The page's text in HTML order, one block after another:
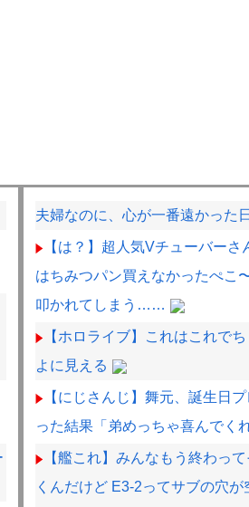
夫婦なのに、心が一番遠かった
【は？】超人気Vチューバーさ
はちみつパン買えなかったぺこ
叩かれてしまう……
【ホロライブ】これはこれで
よに見える
【にじさんじ】舞元、誕生日
った結果「弟めっちゃ喜んでく
【艦これ】みんなもう終わっ
くんだけど E3-2ってサブの穴